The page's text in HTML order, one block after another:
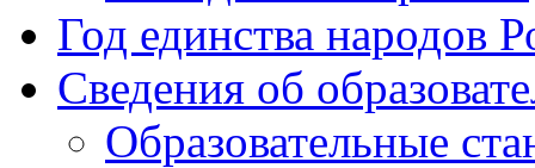
Год единства народов
Сведения об
Образовательные